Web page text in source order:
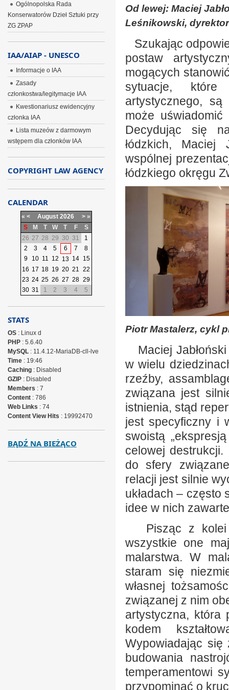
Od lewej: Maciej
Leśnikowski,
Szukając
postaw
mogących
sytuacje, które
artystycznego,
może
Decydując się
łódzkich, Maciej
wspólnej
łódzkiego okręgu
Piotr Mastalerz, cykl
Maciej
w wielu
rzeźby,
związana jest
istnienia, stąd
jest specyficzny i
swoistą
celowej destrukcji.
do sfery
relacji jest silnie
układach – często
idee w nich
Pisząc z kolei
wszystkie one
malarstwa. W
staram się
własnej
związanej z nim
artystyczna, która
kodem
Wypowiadając
budowania
temperamentowi
przypominać o
Ogólnopolska Rada
Konserwatorów Dzieł Sztuki przy
ZG ZPAP
IAA/AIAP - UNESCO
Informacje o IAA
Zasady
członkostwa/legitymacje IAA
Kwestionariusz ewidencyjny
członka IAA
Lista muzeów z darmowym
wstępem dla członków IAA
COPYRIGHT LAW AGENCY
CALENDAR
« < August 2026 > »
S
M T W T F
S
26 27 28 29 30 31
1
2
3 4 5 6 7
8
9
10 11 12 13 14 15
16 17 18 19 20 21 22
23 24 25 26 27 28 29
30 31 1 2 3 4 5
STATS
OS: Linux d
PHP: 5.6.40
MySQL: 11.4.12-MariaDB-cll-lve
Time: 19:46
Caching: Disabled
GZIP: Disabled
Members : 7
Content: 786
Web Links : 74
Content View Hits : 19992470
BĄDŹ NA BIEŻĄCO